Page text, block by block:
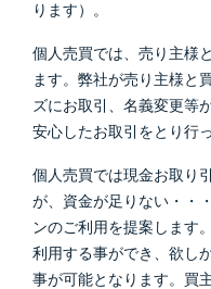
ります）。
個人売買では、売り主様
ます。弊社が売り主様と
ズにお取引、名義変更等
安心したお取引をとり行
個人売買では現金お取り
が、資金が足りない・・
ンのご利用を提案します
利用する事ができ、欲し
事が可能となります。買